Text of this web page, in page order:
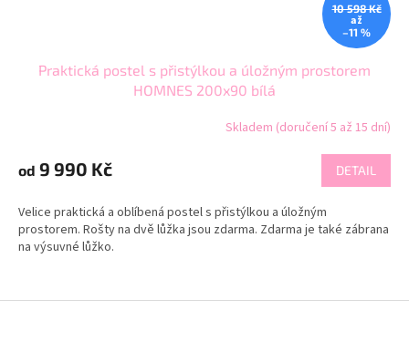
10 598 Kč
až
–11 %
Praktická postel s přistýlkou a úložným prostorem
HOMNES 200x90 bílá
Skladem (doručení 5 až 15 dní)
od 9 990 Kč DETAIL
Velice praktická a oblíbená postel s přistýlkou a úložným
prostorem. Rošty na dvě lůžka jsou zdarma. Zdarma je také zábrana
na výsuvné lůžko.